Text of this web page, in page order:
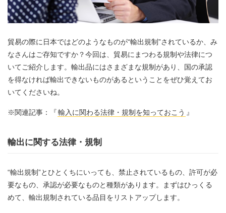
貿易の際に日本ではどのようなものが“輸出規制”されているか、み
なさんはご存知ですか？今回は、貿易にまつわる規制や法律につ
いてご紹介します。輸出品にはさまざまな規制があり、国の承認
を得なければ輸出できないものがあるということをぜひ覚えてお
いてくださいね。
※関連記事：『輸入に関わる法律・規制を知っておこう 』
輸出に関する法律・規制
“輸出規制”とひとくちにいっても、禁止されているもの、許可が必
要なもの、承認が必要なものと種類があります。まずはひっくる
めて、輸出規制されている品目をリストアップします。